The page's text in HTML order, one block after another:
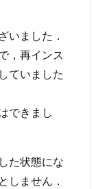
いました．
，再インス
ていました
できまし
た状態にな
しません．